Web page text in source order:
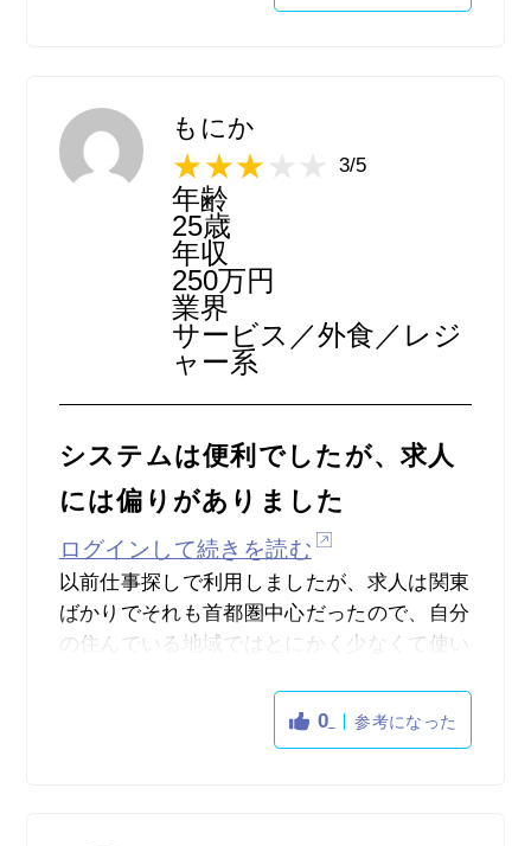
もにか
3/5
年齢
25歳
年収
250万円
業界
サービス／外食／レジ
ャー系
システムは便利でしたが、求人
には偏りがありました
ログインして続きを読む
以前仕事探しで利用しましたが、求人は関東
ばかりでそれも首都圏中心だったので、自分
の住んでいる地域ではとにかく少なくて使い
発や１日数時間など、ライフスタイルに合わ
0 参考になった